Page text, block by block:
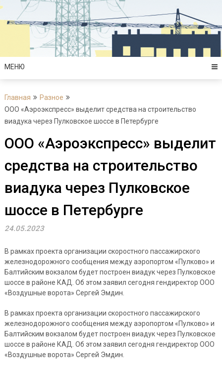
Перейти
содержимому
МЕНЮ
Главная
Разное
ООО «Аэроэкспресс» выделит средства на строительство
виадука через Пулковское шоссе в Петербурге
ООО «Аэроэкспресс» выделит
средства на строительство
виадука через Пулковское
шоссе в Петербурге
24.05.2023
В рамках проекта организации скоростного пассажирского
железнодорожного сообщения между аэропортом «Пулково» и
Балтийским вокзалом будет построен виадук через Пулковское
шоссе в районе КАД. Об этом заявил сегодня гендиректор ООО
«Воздушные ворота» Сергей Эмдин.
В рамках проекта организации скоростного пассажирского
железнодорожного сообщения между аэропортом «Пулково» и
Балтийским вокзалом будет построен виадук через Пулковское
шоссе в районе КАД. Об этом заявил сегодня гендиректор ООО
«Воздушные ворота» Сергей Эмдин.